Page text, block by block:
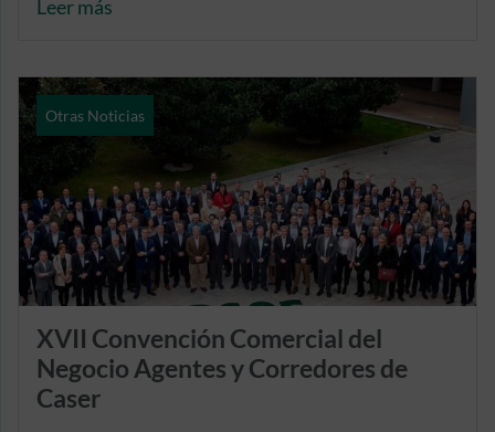
Leer más
Otras Noticias
XVII Convención Comercial del
Negocio Agentes y Corredores de
Caser